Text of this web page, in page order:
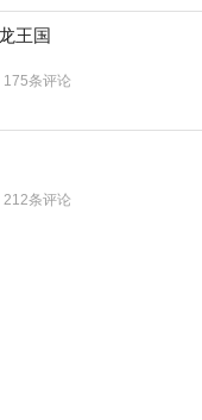
王国
175条评论
212条评论